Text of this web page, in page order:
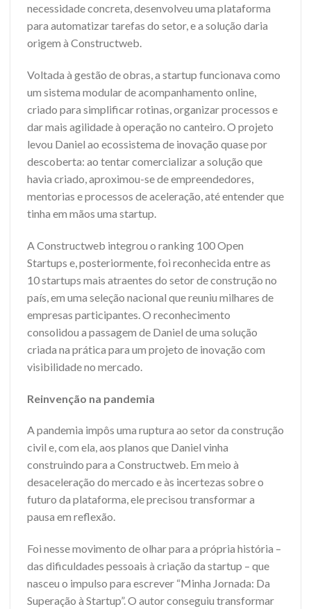
necessidade concreta, desenvolveu uma plataforma
para automatizar tarefas do setor, e a solução daria
origem à Constructweb.
Voltada à gestão de obras, a startup funcionava como
um sistema modular de acompanhamento online,
criado para simplificar rotinas, organizar processos e
dar mais agilidade à operação no canteiro. O projeto
levou Daniel ao ecossistema de inovação quase por
descoberta: ao tentar comercializar a solução que
havia criado, aproximou-se de empreendedores,
mentorias e processos de aceleração, até entender que
tinha em mãos uma startup.
A Constructweb integrou o ranking 100 Open
Startups e, posteriormente, foi reconhecida entre as
10 startups mais atraentes do setor de construção no
país, em uma seleção nacional que reuniu milhares de
empresas participantes. O reconhecimento
consolidou a passagem de Daniel de uma solução
criada na prática para um projeto de inovação com
visibilidade no mercado.
Reinvenção na pandemia
A pandemia impôs uma ruptura ao setor da construção
civil e, com ela, aos planos que Daniel vinha
construindo para a Constructweb. Em meio à
desaceleração do mercado e às incertezas sobre o
futuro da plataforma, ele precisou transformar a
pausa em reflexão.
Foi nesse movimento de olhar para a própria história –
das dificuldades pessoais à criação da startup – que
nasceu o impulso para escrever “Minha Jornada: Da
Superação à Startup”. O autor conseguiu transformar